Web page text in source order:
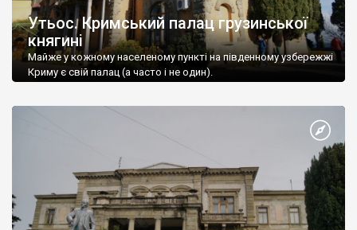
Утьос. Кримський палац грузинської
княгині
Майже у кожному населеному пункті на південному узбережжі
Криму є свій палац (а часто і не один).